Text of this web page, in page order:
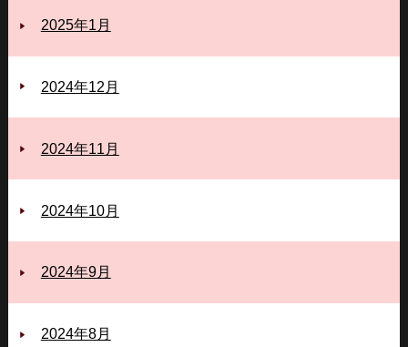
2025年1月
2024年12月
2024年11月
2024年10月
2024年9月
2024年8月